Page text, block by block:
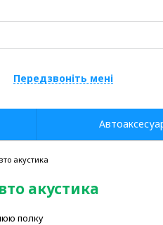
акустика
акустика
полку
Передзвоніть мені